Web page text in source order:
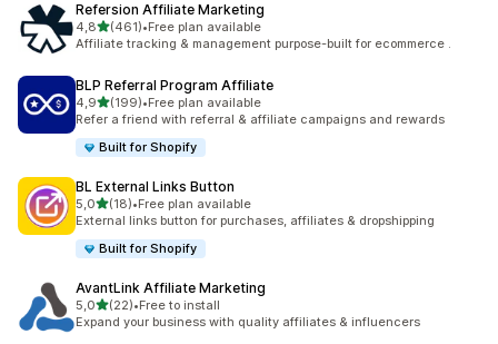
Refersion Affiliate Marketing
4,8/ 5 tähteä
(461)
461 arvostelua yhteensä
•Free plan available
Affiliate tracking & management purpose-built for ecommerce .
BLP Referral Program Affiliate
4,9/ 5 tähteä
(199)
199 arvostelua yhteensä
•Free plan available
Refer a friend with referral & affiliate campaigns and rewards
Built for Shopify
BL External Links Button
5,0/ 5 tähteä
(18)
18 arvostelua yhteensä
•Free plan available
External links button for purchases, affiliates & dropshipping
Built for Shopify
AvantLink Affiliate Marketing
5,0/ 5 tähteä
(22)
22 arvostelua yhteensä
•Free to install
Expand your business with quality affiliates & influencers